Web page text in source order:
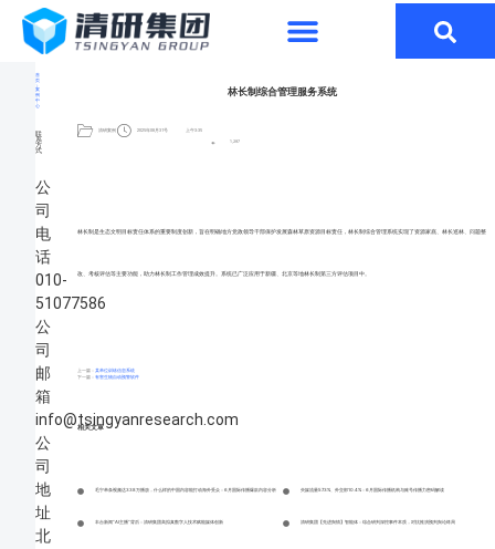
首
页
例
中
心
联
系
方
式
公
司
电
话
010-
51077586
公
司
邮
箱
info@tsingyanresearch.com
公
司
地
址
北
林长制综合管理服务系统
清研案例 2025年08月31号 上午3:35
1,297
林长制是生态文明目标责任体系的重要制度创新，旨在明确地方党政领导干部保护发展森林草原资源目标责任，林长制综合管理系统实现了资源家底、林长巡林、问题整
改、考核评估等主要功能，助力林长制工作管理成效提升。系统已广泛应用于新疆、北京等地林长制第三方评估项目中。
上一篇： 某单位训练信息系统
下一篇： 有害生物自动预警软件
相关文章
毛宁单条视频达338万播放，什么样的中国内容能打动海外受众：6月国际传播爆款内容分析 央媒流量57.3%、外交部10.4%：6月国际传播机构与账号传播力密码解读
丰台新闻”AI主播”背后：清研集团高拟真数字人技术赋能媒体创新 清研集团【先进舆情】智能体：综合研判深挖事件本质，对抗推演预判舆论终局